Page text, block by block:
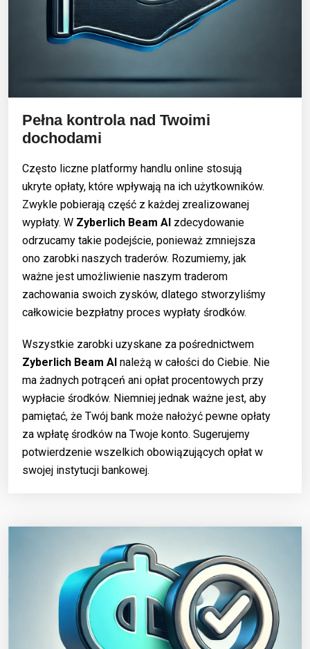
Pełna kontrola nad Twoimi
dochodami
Często liczne platformy handlu online stosują
ukryte opłaty, które wpływają na ich użytkowników.
Zwykle pobierają część z każdej zrealizowanej
wypłaty. W Zyberlich Beam AI zdecydowanie
odrzucamy takie podejście, ponieważ zmniejsza
ono zarobki naszych traderów. Rozumiemy, jak
ważne jest umożliwienie naszym traderom
zachowania swoich zysków, dlatego stworzyliśmy
całkowicie bezpłatny proces wypłaty środków.
Wszystkie zarobki uzyskane za pośrednictwem
Zyberlich Beam AI należą w całości do Ciebie. Nie
ma żadnych potrąceń ani opłat procentowych przy
wypłacie środków. Niemniej jednak ważne jest, aby
pamiętać, że Twój bank może nałożyć pewne opłaty
za wpłatę środków na Twoje konto. Sugerujemy
potwierdzenie wszelkich obowiązujących opłat w
swojej instytucji bankowej.